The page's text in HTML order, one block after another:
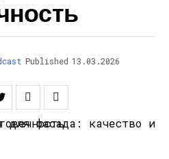
Published 13.03.2026